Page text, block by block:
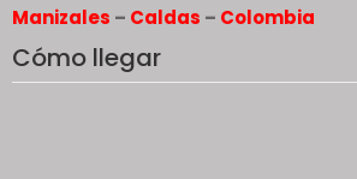
Manizales – Caldas – Colombia
Cómo llegar